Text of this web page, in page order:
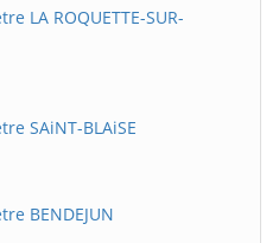
LA ROQUETTE-SUR-
SAiNT-BLAiSE
BENDEJUN